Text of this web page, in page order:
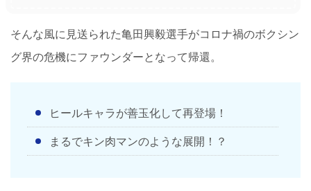
そんな風に見送られた亀田興毅選手がコロナ禍のボクシン
グ界の危機にファウンダーとなって帰還。
ヒールキャラが善玉化して再登場！
まるでキン肉マンのような展開！？